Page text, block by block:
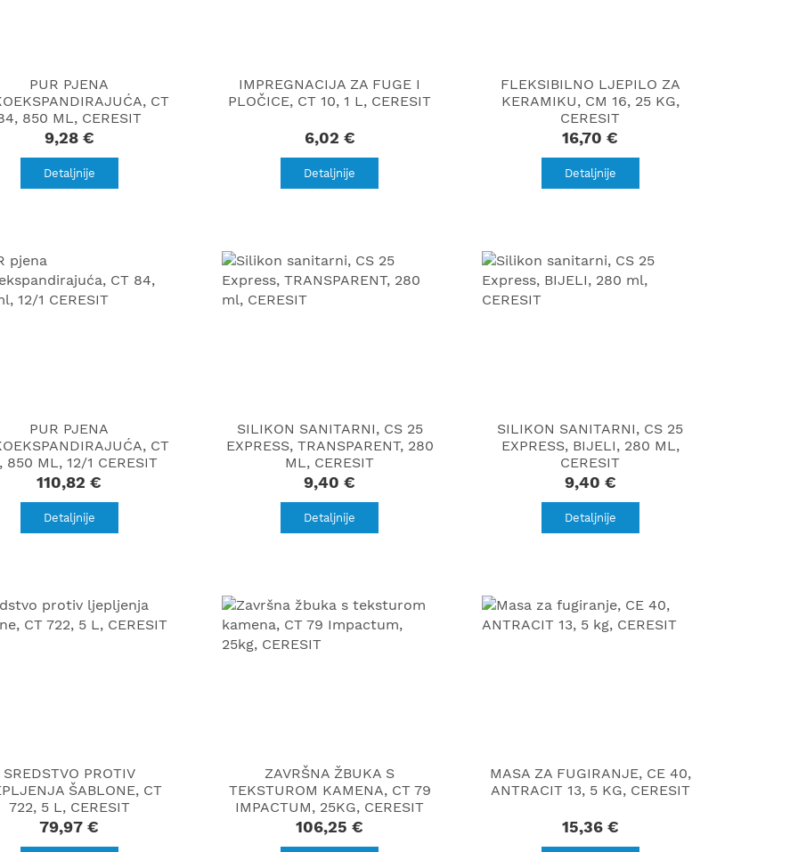
PUR PJENA
CT
850 ML, CERESIT
9,28 €
Detaljnije
IMPREGNACIJA ZA FUGE I
PLOČICE, CT 10, 1 L, CERESIT
6,02 €
Detaljnije
FLEKSIBILNO LJEPILO ZA
KERAMIKU, CM 16, 25 KG,
CERESIT
16,70 €
Detaljnije
PUR PJENA
CT
850 ML, 12/1 CERESIT
110,82 €
Detaljnije
SILIKON SANITARNI, CS 25
EXPRESS, TRANSPARENT, 280
ML, CERESIT
9,40 €
Detaljnije
SILIKON SANITARNI, CS 25
EXPRESS, BIJELI, 280 ML,
CERESIT
9,40 €
Detaljnije
SREDSTVO PROTIV
ŠABLONE, CT
722, 5 L, CERESIT
79,97 €
ZAVRŠNA ŽBUKA S
TEKSTUROM KAMENA, CT 79
IMPACTUM, 25KG, CERESIT
106,25 €
MASA ZA FUGIRANJE, CE 40,
ANTRACIT 13, 5 KG, CERESIT
15,36 €